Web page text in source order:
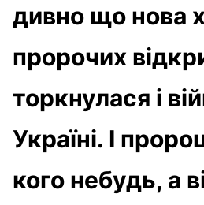
дивно що нова
пророчих
торкнулася і
Україні. І
кого небудь, а